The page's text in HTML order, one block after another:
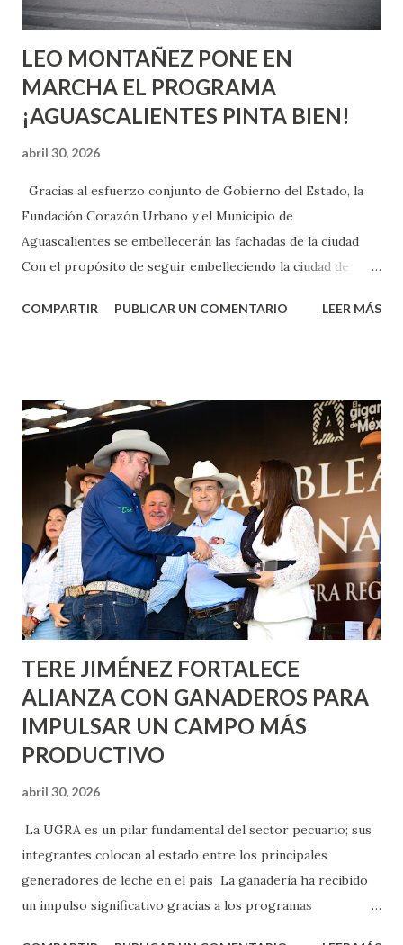
son suficientemen...
LEO MONTAÑEZ PONE EN
MARCHA EL PROGRAMA
¡AGUASCALIENTES PINTA BIEN!
abril 30, 2026
Gracias al esfuerzo conjunto de Gobierno del Estado, la
Fundación Corazón Urbano y el Municipio de
Aguascalientes se embellecerán las fachadas de la ciudad
Con el propósito de seguir embelleciendo la ciudad de
municipal, Leo Montañez dio inicio al programa
Corazón Urbano y el Municipio capital. Leo Montañez
informó que en este programa se usarán cerca de 90 mil
metros cuadrados de pintura, para dar inicio en la calle
Nieto, entre Jesús F. Elizondo y la calle 22 de Octubre, con
lo que se aplicará pintura en 66 casas. Posteriormente se
llevará este programa a Villas de Nuestra Señora de la
Asunción, Avenida Alameda y Decreto 27 de Septiembre, en
los edificios FOVISSSTE Ojo de Agua, en la comunidad
Norias de Paso Hondo y en los edificios de...
COMPARTIR PUBLICAR UN COMENTARIO LEER MÁS
TERE JIMÉNEZ FORTALECE
ALIANZA CON GANADEROS PARA
IMPULSAR UN CAMPO MÁS
PRODUCTIVO
abril 30, 2026
La UGRA es un pilar fundamental del sector pecuario; sus
integrantes colocan al estado entre los principales
generadores de leche en el país La ganadería ha recibido
un impulso significativo gracias a los programas